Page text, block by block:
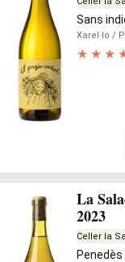
Sans
Xarel·lo /
La
2023
Celler la
Penedès